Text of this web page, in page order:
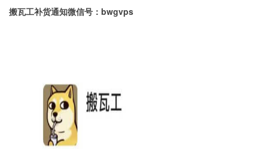
搬瓦工补货通知微信号：bwgvps